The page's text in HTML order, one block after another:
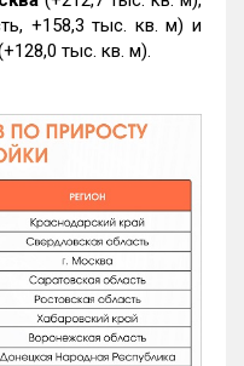
+158,3 тыс. кв. м) и
тыс. кв. м).